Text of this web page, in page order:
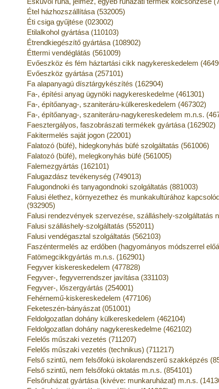
Étel házhozszállítása (532005)
Éti csiga gyűjtése (023002)
Etilalkohol gyártása (110103)
Étrendkiegészítő gyártása (108902)
Éttermi vendéglátás (561009)
Evőeszköz és fém háztartási cikk nagykereskedelem
Evőeszköz gyártása (257101)
Fa alapanyagú dísztárgykészítés (162904)
Fa-, építési anyag ügynöki nagykereskedelme (461301)
Fa-, építőanyag-, szaniteráru-külkereskedelem (467302)
Fa-, építőanyag-, szaniteráru-nagykereskedelem m.n.s.
Faesztergályos, faszobrászati termékek gyártása (162902)
Fakitermelés saját jogon (22001)
Falatozó (büfé), hidegkonyhás büfé szolgáltatás (561006)
Falatozó (büfé), melegkonyhás büfé (561005)
Falemezgyártás (162101)
Falugazdász tevékenység (749013)
Falugondnoki és tanyagondnoki szolgáltatás (881003)
Falusi élethez, környezethez és munkakultúrához
(932905)
Falusi rendezvények szervezése, szálláshely-szolgáltatás
Falusi szálláshely-szolgáltatás (552011)
Falusi vendégasztal szolgáltatás (562103)
Faszéntermelés az erdőben (hagyományos módszerrel
Fatömegcikkgyártás m.n.s. (162901)
Fegyver kiskereskedelem (477828)
Fegyver-, fegyverrendszer javítása (331103)
Fegyver-, lőszergyártás (254001)
Fehérnemű-kiskereskedelem (477106)
Feketeszén-bányászat (051001)
Feldolgozatlan dohány külkereskedelem (462104)
Feldolgozatlan dohány nagykereskedelme (462102)
Felelős műszaki vezetés (711207)
Felelős műszaki vezetés (technikus) (711217)
Felső szintű, nem felsőfokú iskolarendszerű szakképzés
Felső szintű, nem felsőfokú oktatás m.n.s. (854101)
Felsőruházat gyártása (kivéve: munkaruházat) m.n.s.